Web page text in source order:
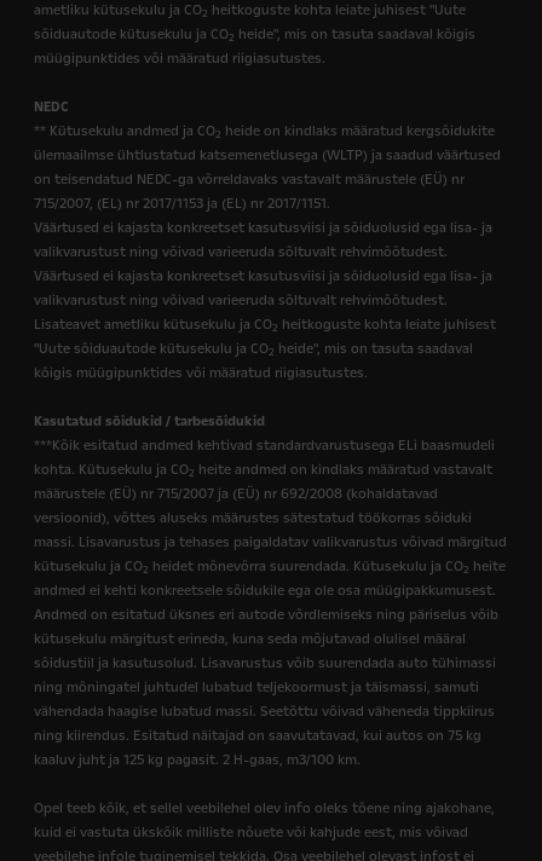
ametliku kütusekulu ja CO2 heitkoguste kohta leiate juhisest "Uute
sõiduautode kütusekulu ja CO2 heide", mis on tasuta saadaval kõigis
müügipunktides või määratud riigiasutustes.
NEDC
** Kütusekulu andmed ja CO2 heide on kindlaks määratud kergsõidukite
ülemaailmse ühtlustatud katsemenetlusega (WLTP) ja saadud väärtused
on teisendatud NEDC-ga võrreldavaks vastavalt määrustele (EÜ) nr
715/2007, (EL) nr 2017/1153 ja (EL) nr 2017/1151.
Väärtused ei kajasta konkreetset kasutusviisi ja sõiduolusid ega lisa- ja
valikvarustust ning võivad varieeruda sõltuvalt rehvimõõtudest.
Väärtused ei kajasta konkreetset kasutusviisi ja sõiduolusid ega lisa- ja
valikvarustust ning võivad varieeruda sõltuvalt rehvimõõtudest.
Lisateavet ametliku kütusekulu ja CO2 heitkoguste kohta leiate juhisest
"Uute sõiduautode kütusekulu ja CO2 heide", mis on tasuta saadaval
kõigis müügipunktides või määratud riigiasutustes.
Kasutatud sõidukid / tarbesõidukid
***Kõik esitatud andmed kehtivad standardvarustusega ELi baasmudeli
kohta. Kütusekulu ja CO2 heite andmed on kindlaks määratud vastavalt
määrustele (EÜ) nr 715/2007 ja (EÜ) nr 692/2008 (kohaldatavad
versioonid), võttes aluseks määrustes sätestatud töökorras sõiduki
massi. Lisavarustus ja tehases paigaldatav valikvarustus võivad märgitud
kütusekulu ja CO2 heidet mõnevõrra suurendada. Kütusekulu ja CO2 heite
andmed ei kehti konkreetsele sõidukile ega ole osa müügipakkumusest.
Andmed on esitatud üksnes eri autode võrdlemiseks ning päriselus võib
kütusekulu märgitust erineda, kuna seda mõjutavad olulisel määral
sõidustiil ja kasutusolud. Lisavarustus võib suurendada auto tühimassi
ning mõningatel juhtudel lubatud teljekoormust ja täismassi, samuti
vähendada haagise lubatud massi. Seetõttu võivad väheneda tippkiirus
ning kiirendus. Esitatud näitajad on saavutatavad, kui autos on 75 kg
kaaluv juht ja 125 kg pagasit. 2 H-gaas, m3/100 km.
Opel teeb kõik, et sellel veebilehel olev info oleks tõene ning ajakohane,
kuid ei vastuta ükskõik milliste nõuete või kahjude eest, mis võivad
veebilehe infole tuginemisel tekkida. Osa veebilehel olevast infost ei